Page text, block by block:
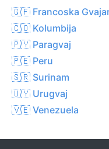
🇬🇫 Francoska
🇨🇴 Kolumbija
🇵🇾 Paragvaj
🇵🇪 Peru
🇸🇷 Surinam
🇺🇾 Urugvaj
🇻🇪 Venezuela